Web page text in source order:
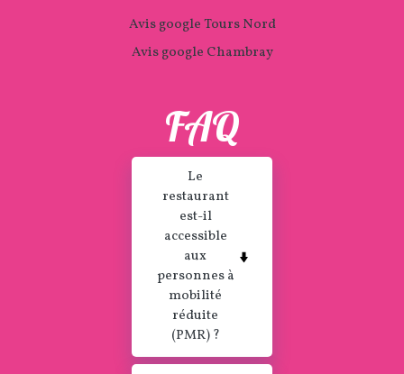
Avis google Tours Nord
Avis google Chambray
FAQ
Le
restaurant
est-il
accessible
aux
personnes à
mobilité
réduite
(PMR) ?